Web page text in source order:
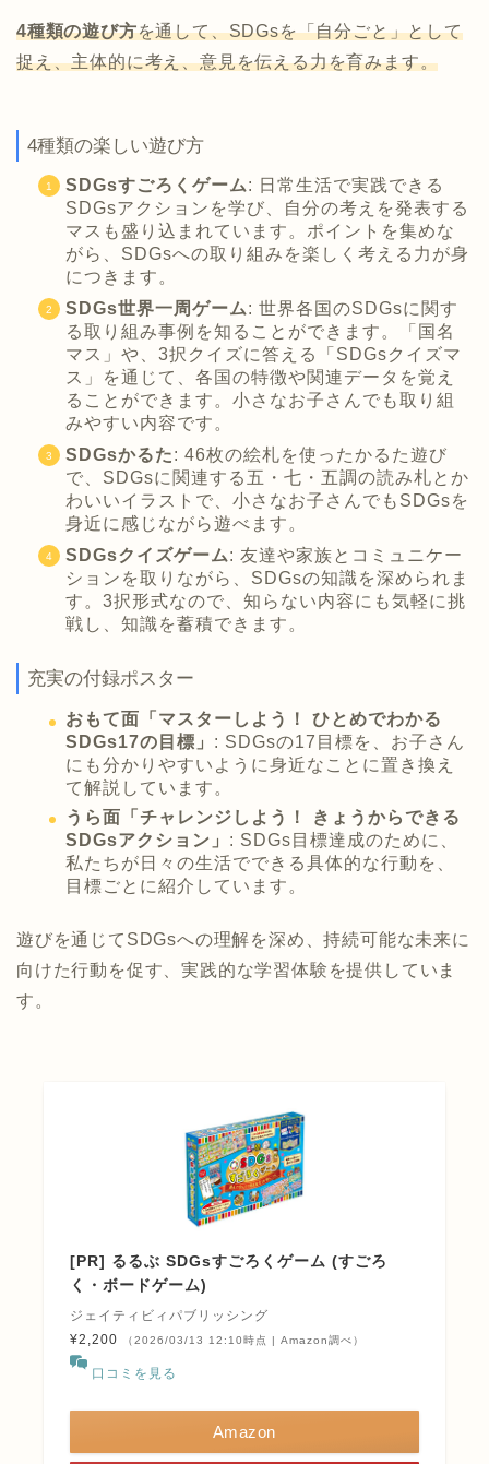
4種類の遊び方を通して、SDGsを「自分ごと」として
捉え、主体的に考え、意見を伝える力を育みます。
4種類の楽しい遊び方
SDGsすごろくゲーム: 日常生活で実践できる
SDGsアクションを学び、自分の考えを発表する
マスも盛り込まれています。ポイントを集めな
がら、SDGsへの取り組みを楽しく考える力が身
につきます。
SDGs世界一周ゲーム: 世界各国のSDGsに関す
る取り組み事例を知ることができます。「国名
マス」や、3択クイズに答える「SDGsクイズマ
ス」を通じて、各国の特徴や関連データを覚え
ることができます。小さなお子さんでも取り組
みやすい内容です。
SDGsかるた: 46枚の絵札を使ったかるた遊び
で、SDGsに関連する五・七・五調の読み札とか
わいいイラストで、小さなお子さんでもSDGsを
身近に感じながら遊べます。
SDGsクイズゲーム: 友達や家族とコミュニケー
ションを取りながら、SDGsの知識を深められま
す。3択形式なので、知らない内容にも気軽に挑
戦し、知識を蓄積できます。
充実の付録ポスター
おもて面「マスターしよう！ ひとめでわかる
SDGs17の目標」 : SDGsの17目標を、お子さん
にも分かりやすいように身近なことに置き換え
て解説しています。
うら面「チャレンジしよう！ きょうからできる
SDGsアクション」 : SDGs目標達成のために、
私たちが日々の生活でできる具体的な行動を、
目標ごとに紹介しています。
遊びを通じてSDGsへの理解を深め、持続可能な未来に
向けた行動を促す、実践的な学習体験を提供していま
す。
[PR] るるぶ SDGsすごろくゲーム (すごろ
く・ボードゲーム)
ジェイティビィパブリッシング
¥2,200
（2026/03/13 12:10時点 | Amazon調べ）
口コミを見る
Amazon